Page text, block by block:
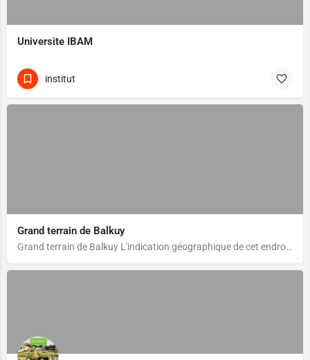
Universite IBAM
institut
Grand terrain de Balkuy
Grand terrain de Balkuy L'indication géographique de cet endroit n'est pas précise